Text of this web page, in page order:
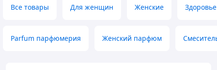
Все товары Для женщин Женские Здоровье
Parfum парфюмерия Женский парфюм